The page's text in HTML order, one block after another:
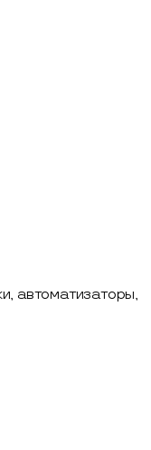
автоматизаторы,